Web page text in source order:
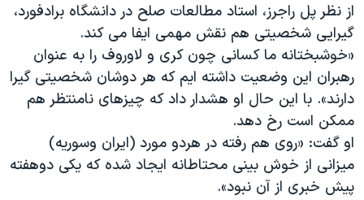
از نظر پل راجرز، استاد مطالعات صلح در دانشگاه برادفورد،
گیرایی شخصیتی هم نقش مهمی ایفا می کند.
«خوشبختانه ما کسانی چون کری و لاوروف را به عنوان
رهبران این وضعیت داشته ایم که هر دوشان شخصیتی گیرا
دارند». با این حال او هشدار داد که چیزهای نامنتظر هم
ممکن است رخ دهد.
او گفت: «روی هم رفته در هردو مورد (ایران وسوریه)
میزانی از خوش بینی محتاطانه ایجاد شده که یکی دوهفته
پیش خبری از آن نبود».